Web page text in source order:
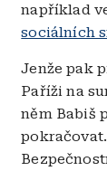
například
sociálních
Jenže pak
Paříži na
něm Babiš